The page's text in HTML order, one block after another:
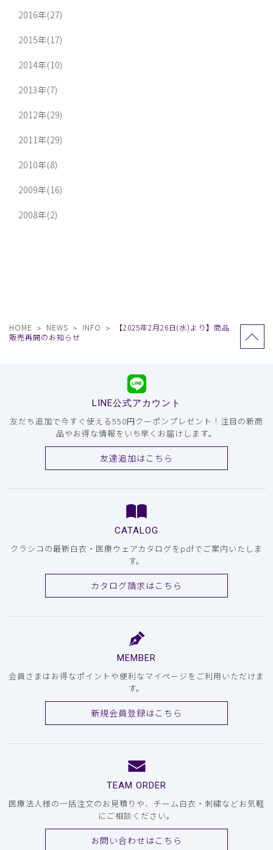
2016年(27)
2015年(17)
2014年(10)
2013年(7)
2012年(29)
2011年(29)
2010年(8)
2009年(16)
2008年(2)
HOME NEWS INFO
【2025年2月26日(水)より】商品
販売再開のお知らせ
LINE公式アカウント
友だち追加で今すぐ使える550円クーポンプレゼント！注目の新商
品やお得な情報をいち早くお届けします。
友達追加はこちら
CATALOG
クラシコの最新白衣・医療ウェアカタログをpdfでご案内いたしま
す。
カタログ請求はこちら
MEMBER
会員さまはお得なポイントや便利なマイページをご利用いただけま
す。
新規会員登録はこちら
TEAM ORDER
医療法人様の一括注文のお見積りや、チーム白衣・刺繍などお気軽
にご相談ください。
お問い合わせはこちら